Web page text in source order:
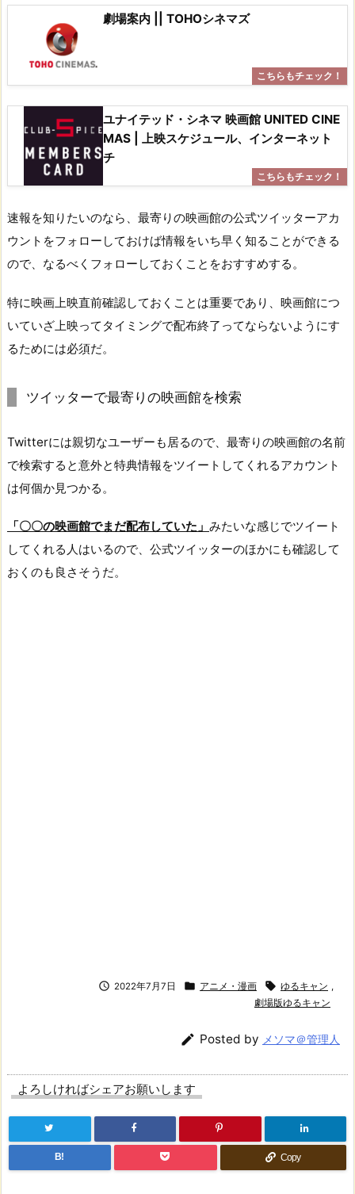
劇場案内 || TOHOシネマズ
ユナイテッド・シネマ 映画館 UNITED CINE
MAS | 上映スケジュール、インターネット
チ
速報を知りたいのなら、最寄りの映画館の公式ツイッターアカ
ウントをフォローしておけば情報をいち早く知ることができる
ので、なるべくフォローしておくことをおすすめする。
特に映画上映直前確認しておくことは重要であり、映画館につ
いていざ上映ってタイミングで配布終了ってならないようにす
るためには必須だ。
ツイッターで最寄りの映画館を検索
Twitterには親切なユーザーも居るので、最寄りの映画館の名前
で検索すると意外と特典情報をツイートしてくれるアカウント
は何個か見つかる。
「〇〇の映画館でまだ配布していた」 みたいな感じでツイート
してくれる人はいるので、公式ツイッターのほかにも確認して
おくのも良さそうだ。
 2022年7月7日  アニメ・漫画  ゆるキャン ,
劇場版ゆるキャン
 Posted by メソマ＠管理人
よろしければシェアお願いします
B! Copy